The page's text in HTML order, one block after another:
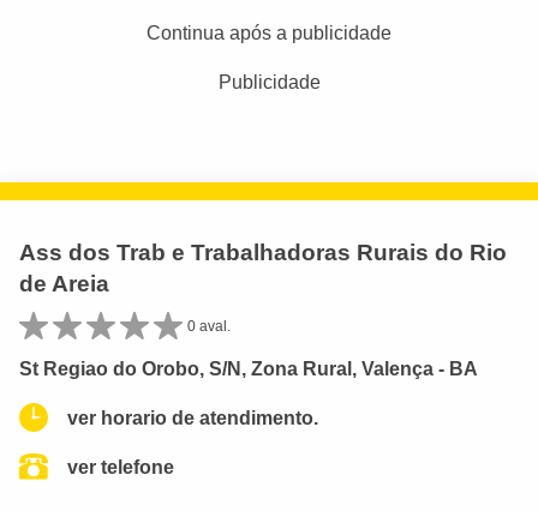
Continua após a publicidade
Publicidade
Ass dos Trab e Trabalhadoras Rurais do Rio
de Areia
0 aval.
St Regiao do Orobo, S/N, Zona Rural, Valença - BA
ver horario de atendimento.
ver telefone